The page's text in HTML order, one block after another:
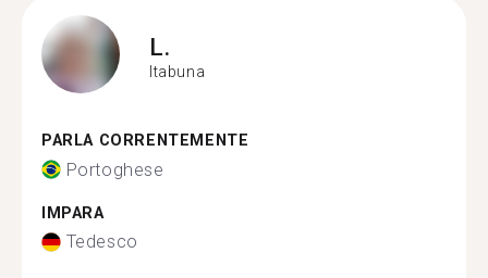
L.
Itabuna
PARLA CORRENTEMENTE
Portoghese
IMPARA
Tedesco